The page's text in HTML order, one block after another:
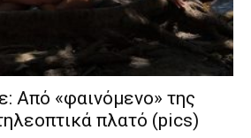
Από «φαινόμενο» της
πλατό (pics)